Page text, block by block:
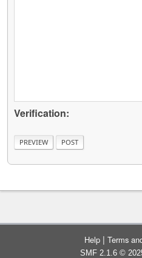
Verification:
Help | Terms
SMF 2.1.6 ©